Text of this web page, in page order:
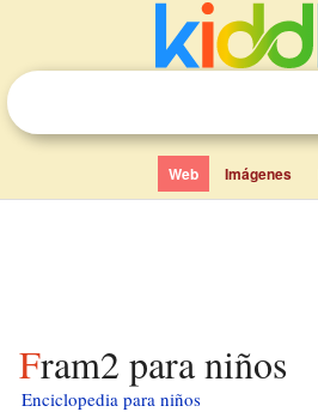
Web Imágenes
Fram2 para niños
Enciclopedia para niños